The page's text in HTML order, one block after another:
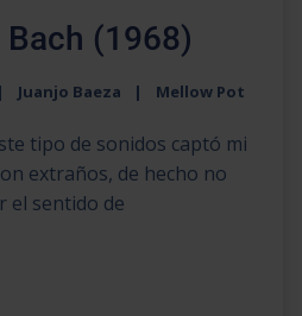
(1968)
Juanjo Baeza Mellow Pot
tipo de sonidos captó mi
extraños, de hecho no
el sentido de